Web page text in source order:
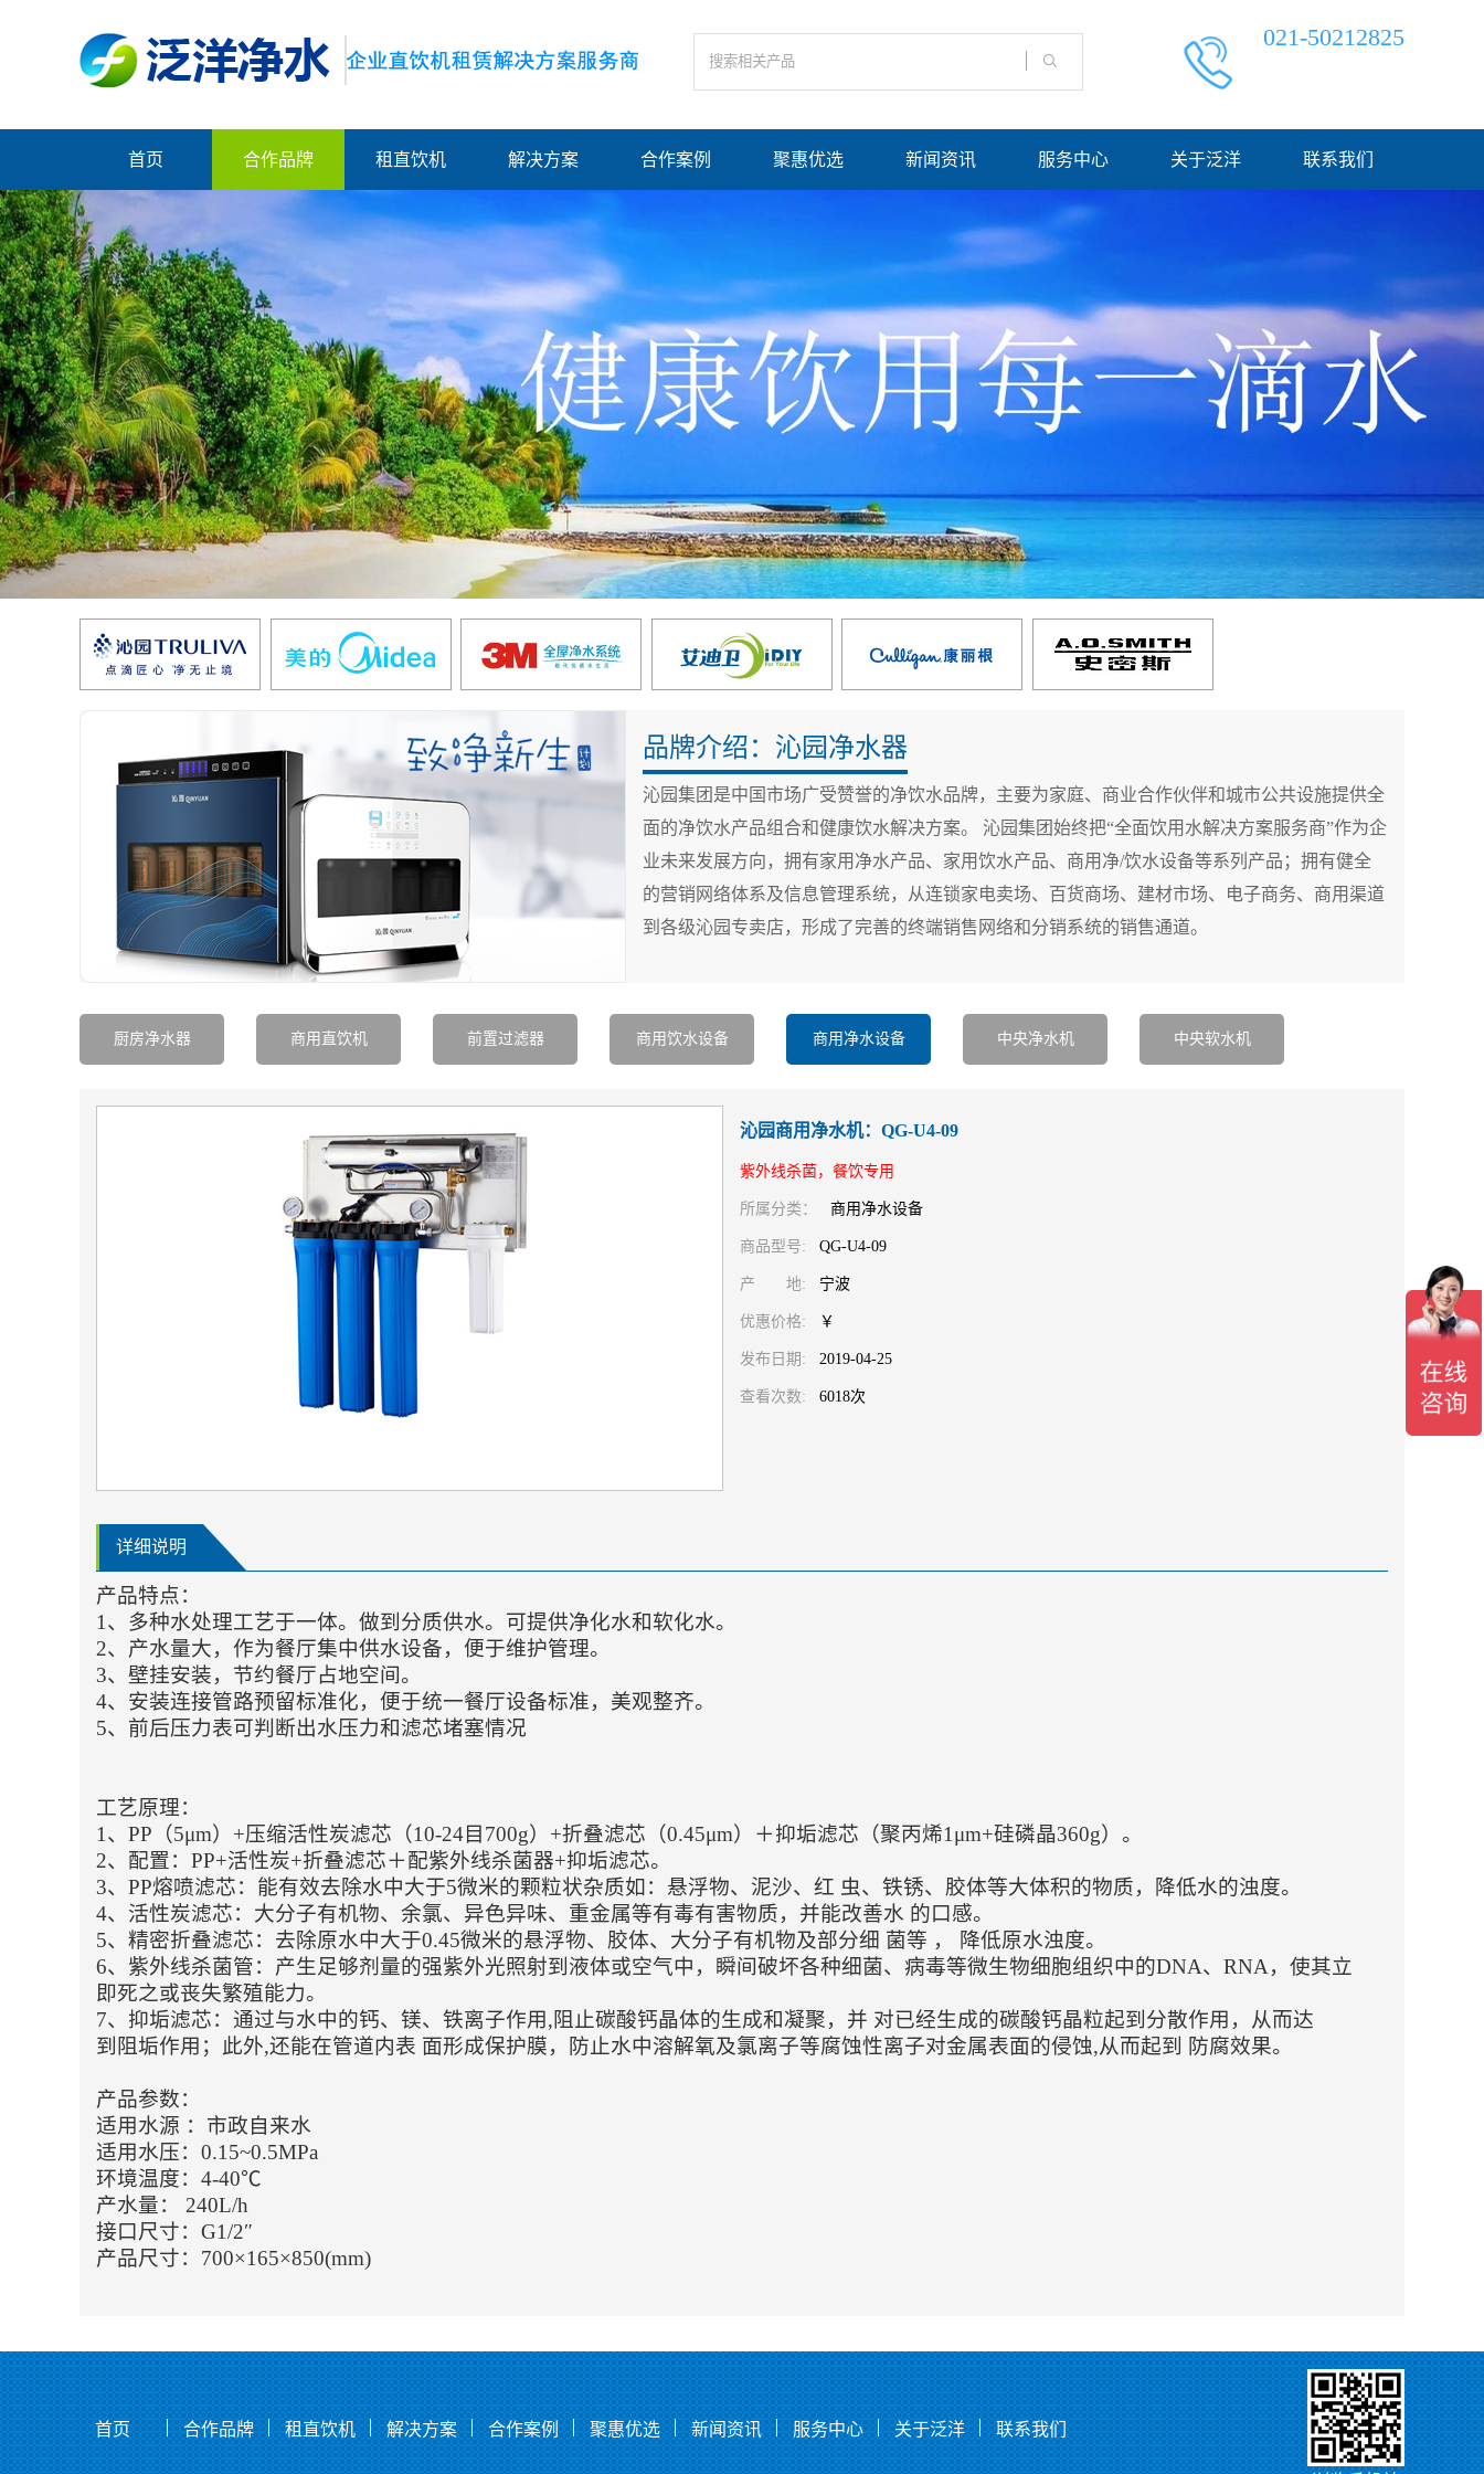
021-50212825
首页 合作品牌 租直饮机 解决方案 合作案例 聚惠优选 新闻资讯 服务中心 关于泛洋 联系我们
品牌介绍：沁园净水器
沁园集团是中国市场广受赞誉的净饮水品牌，主要为家庭、商业合作伙伴和城市公共设施提供全
面的净饮水产品组合和健康饮水解决方案。 沁园集团始终把“全面饮用水解决方案服务商”作为企
业未来发展方向，拥有家用净水产品、家用饮水产品、商用净/饮水设备等系列产品；拥有健全
的营销网络体系及信息管理系统，从连锁家电卖场、百货商场、建材市场、电子商务、商用渠道
到各级沁园专卖店，形成了完善的终端销售网络和分销系统的销售通道。
厨房净水器 商用直饮机 前置过滤器 商用饮水设备 商用净水设备 中央净水机 中央软水机
沁园商用净水机：QG-U4-09
紫外线杀菌，餐饮专用
所属分类： 商用净水设备
商品型号: QG-U4-09
产 地: 宁波
优惠价格: ￥
发布日期: 2019-04-25
查看次数: 6018次
详细说明
产品特点：
1、多种水处理工艺于一体。做到分质供水。可提供净化水和软化水。
2、产水量大，作为餐厅集中供水设备，便于维护管理。
3、壁挂安装，节约餐厅占地空间。
4、安装连接管路预留标准化，便于统一餐厅设备标准，美观整齐。
5、前后压力表可判断出水压力和滤芯堵塞情况
工艺原理：
1、PP（5μm）+压缩活性炭滤芯（10-24目700g）+折叠滤芯（0.45μm）＋抑垢滤芯（聚丙烯1μm+硅磷晶360g）。
2、配置：PP+活性炭+折叠滤芯＋配紫外线杀菌器+抑垢滤芯。
3、PP熔喷滤芯：能有效去除水中大于5微米的颗粒状杂质如：悬浮物、泥沙、红 虫、铁锈、胶体等大体积的物质，降低水的浊度。
4、活性炭滤芯：大分子有机物、余氯、异色异味、重金属等有毒有害物质，并能改善水 的口感。
5、精密折叠滤芯：去除原水中大于0.45微米的悬浮物、胶体、大分子有机物及部分细 菌等 ， 降低原水浊度。
6、紫外线杀菌管：产生足够剂量的强紫外光照射到液体或空气中，瞬间破坏各种细菌、病毒等微生物细胞组织中的DNA、RNA，使其立
即死之或丧失繁殖能力。
7、抑垢滤芯：通过与水中的钙、镁、铁离子作用,阻止碳酸钙晶体的生成和凝聚，并 对已经生成的碳酸钙晶粒起到分散作用，从而达
到阻垢作用；此外,还能在管道内表 面形成保护膜，防止水中溶解氧及氯离子等腐蚀性离子对金属表面的侵蚀,从而起到 防腐效果。
产品参数：
适用水源 ：市政自来水
适用水压：0.15~0.5MPa
环境温度：4-40℃
产水量：
240L/h
接口尺寸：G1/2″
产品尺寸：700×165×850(mm)
首页 合作品牌 租直饮机 解决方案 合作案例 聚惠优选 新闻资讯 服务中心 关于泛洋 联系我们